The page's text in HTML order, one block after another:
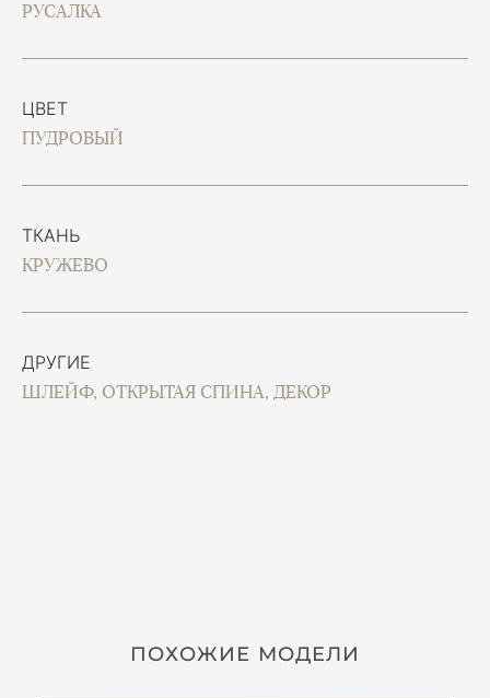
РУСАЛКА
ЦВЕТ
ПУДРОВЫЙ
ТКАНЬ
КРУЖЕВО
ДРУГИЕ
ШЛЕЙФ, ОТКРЫТАЯ СПИНА, ДЕКОР
ПОХОЖИЕ МОДЕЛИ